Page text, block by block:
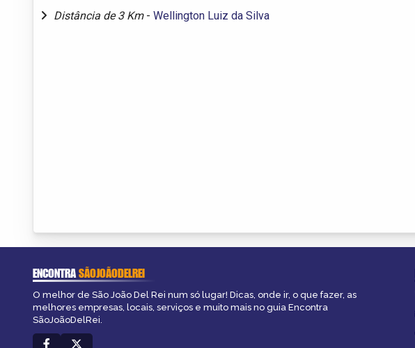
Distância de 3 Km - Wellington Luiz da Silva
ENCONTRASÃOJOÃODELREI
O melhor de São João Del Rei num só lugar! Dicas, onde ir, o que fazer, as
melhores empresas, locais, serviços e muito mais no guia Encontra
SãoJoãoDelRei.